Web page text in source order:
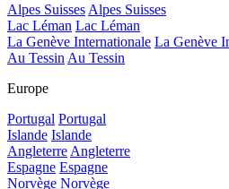
Alpes Suisses Alpes Suisses
Lac Léman Lac Léman
La Genève Internationale La Genève
Au Tessin Au Tessin
Europe
Portugal Portugal
Islande Islande
Angleterre Angleterre
Espagne Espagne
Norvège Norvège